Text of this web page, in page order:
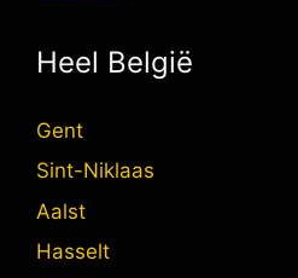
Heel België
Gent
Sint-Niklaas
Aalst
Hasselt